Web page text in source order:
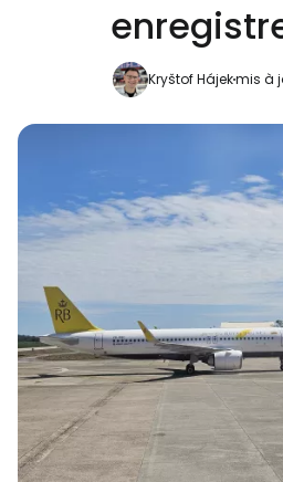
Kryštof Hájekmis à
Continuer
Continuer
Poursuivre avec